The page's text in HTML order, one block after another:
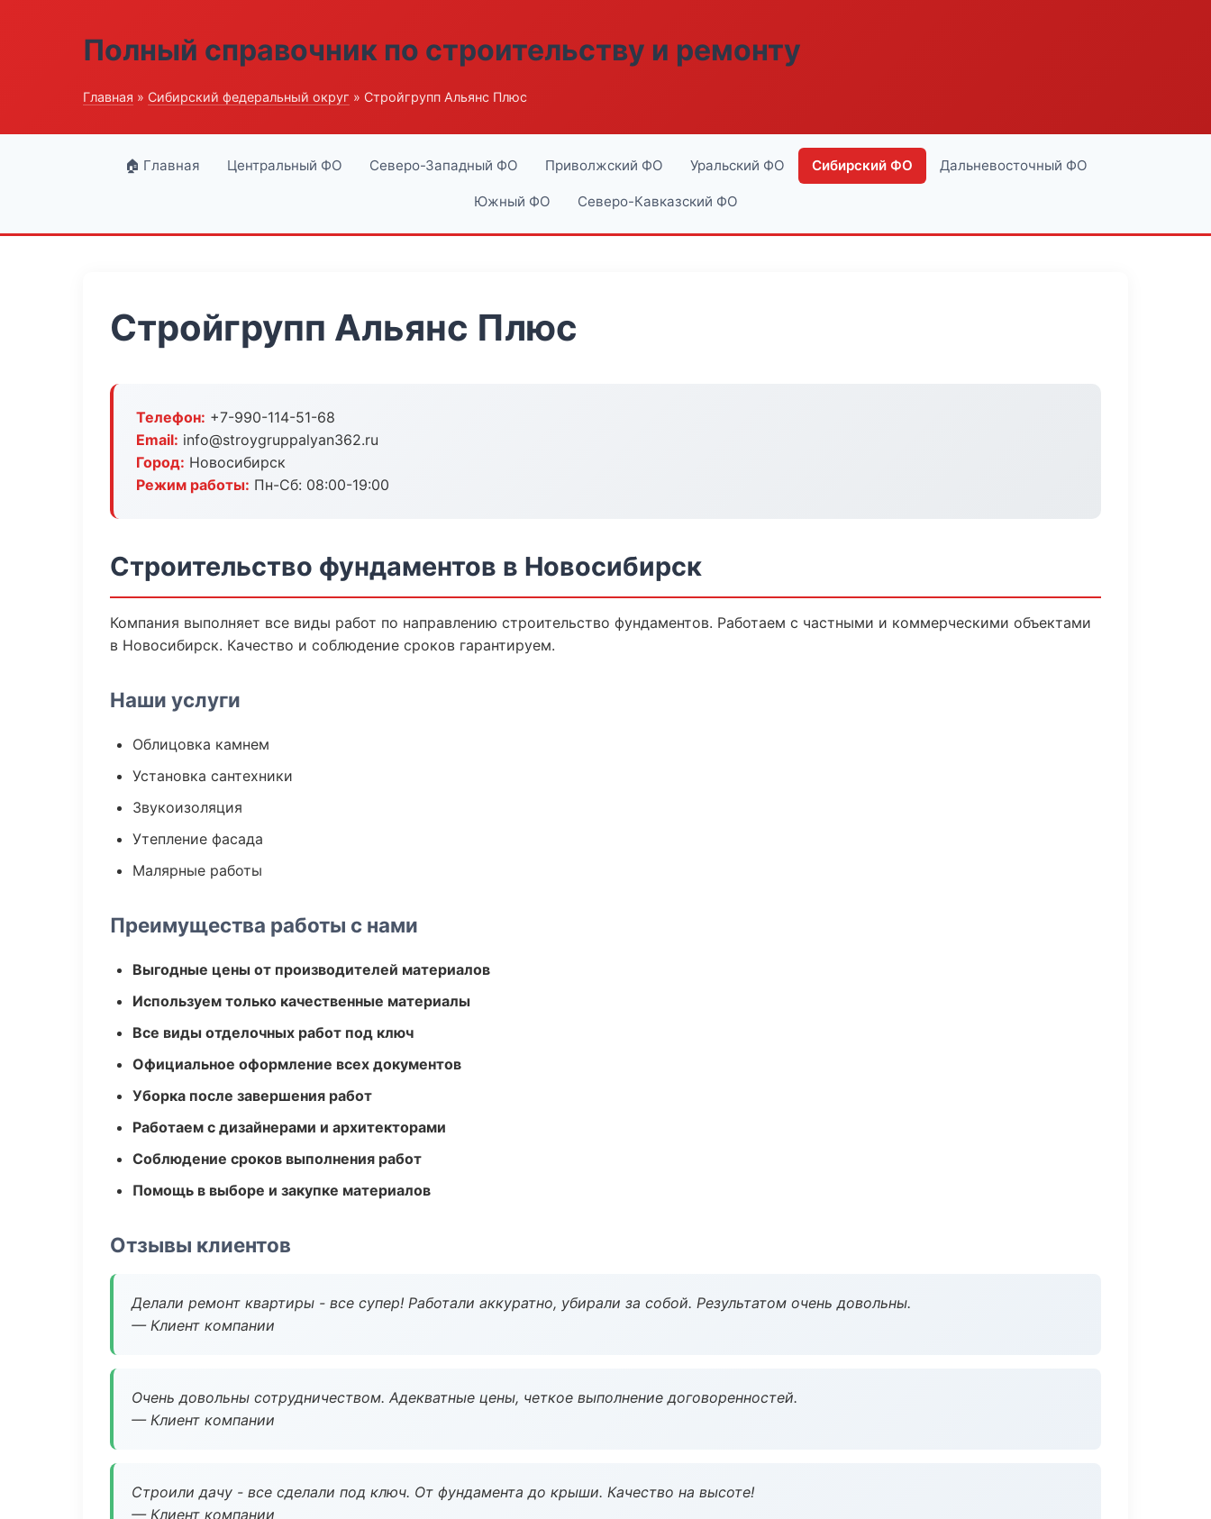
Полный справочник по строительству и ремонту
Главная » Сибирский федеральный округ » Стройгрупп Альянс Плюс
🏠 Главная Центральный ФО Северо-Западный ФО Приволжский ФО Уральский ФО Сибирский ФО Дальневосточный ФО
Южный ФО Северо-Кавказский ФО
Стройгрупп Альянс Плюс
Телефон: +7-990-114-51-68
Email: info@stroygruppalyan362.ru
Город: Новосибирск
Режим работы: Пн-Сб: 08:00-19:00
Строительство фундаментов в Новосибирск
Компания выполняет все виды работ по направлению строительство фундаментов. Работаем с частными и коммерческими объектами
в Новосибирск. Качество и соблюдение сроков гарантируем.
Наши услуги
Облицовка камнем
Установка сантехники
Звукоизоляция
Утепление фасада
Малярные работы
Преимущества работы с нами
Выгодные цены от производителей материалов
Используем только качественные материалы
Все виды отделочных работ под ключ
Официальное оформление всех документов
Уборка после завершения работ
Работаем с дизайнерами и архитекторами
Соблюдение сроков выполнения работ
Помощь в выборе и закупке материалов
Отзывы клиентов
Делали ремонт квартиры - все супер! Работали аккуратно, убирали за собой. Результатом очень довольны.
— Клиент компании
Очень довольны сотрудничеством. Адекватные цены, четкое выполнение договоренностей.
— Клиент компании
Строили дачу - все сделали под ключ. От фундамента до крыши. Качество на высоте!
— Клиент компании